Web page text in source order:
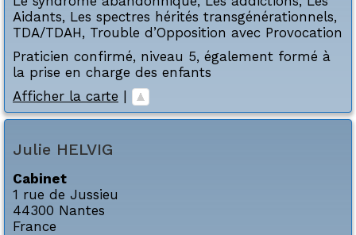
Aidants, Les spectres hérités transgénérationnels,
TDA/TDAH, Trouble d’Opposition avec Provocation
Praticien confirmé, niveau 5, également formé à
la prise en charge des enfants
Afficher la carte |
Julie HELVIG
Cabinet
1 rue de Jussieu
44300 Nantes
France